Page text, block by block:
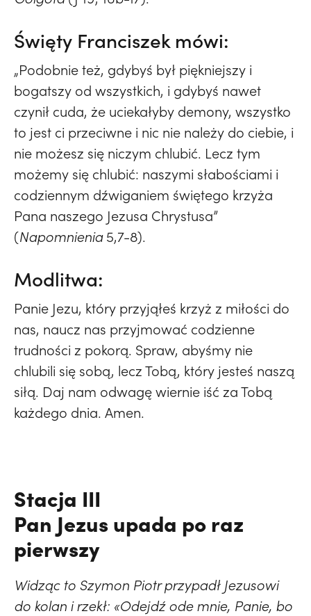
Święty Franciszek mówi:
„Podobnie też, gdybyś był piękniejszy i
bogatszy od wszystkich, i gdybyś nawet
czynił cuda, że uciekałyby demony, wszystko
to jest ci przeciwne i nic nie należy do ciebie, i
nie możesz się niczym chlubić. Lecz tym
możemy się chlubić: naszymi słabościami i
codziennym dźwiganiem świętego krzyża
Pana naszego Jezusa Chrystusa”
(Napomnienia5,7-8).
Modlitwa:
Panie Jezu, który przyjąłeś krzyż z miłości do
nas, naucz nas przyjmować codzienne
trudności z pokorą. Spraw, abyśmy nie
chlubili się sobą, lecz Tobą, który jesteś naszą
siłą. Daj nam odwagę wiernie iść za Tobą
każdego dnia. Amen.
Stacja III
Pan Jezus upada po raz
pierwszy
Widząc to Szymon Piotr przypadł Jezusowi
do kolan i rzekł: «Odejdź ode mnie, Panie, bo